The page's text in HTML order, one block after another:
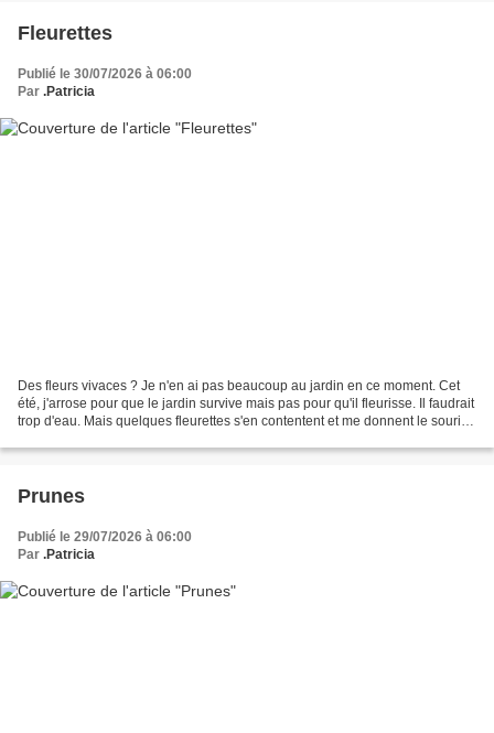
Fleurettes
Publié le 30/07/2026 à 06:00
Par .Patricia
Des fleurs vivaces ? Je n'en ai pas beaucoup au jardin en ce moment. Cet
été, j'arrose pour que le jardin survive mais pas pour qu'il fleurisse. Il faudrait
trop d'eau. Mais quelques fleurettes s'en contentent et me donnent le sourire.
Prunes
Publié le 29/07/2026 à 06:00
Par .Patricia